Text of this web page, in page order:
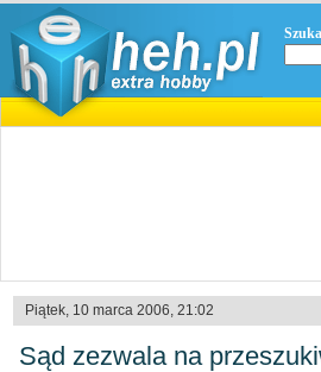
Piątek, 10 marca 2006, 21:02
Sąd zezwala na